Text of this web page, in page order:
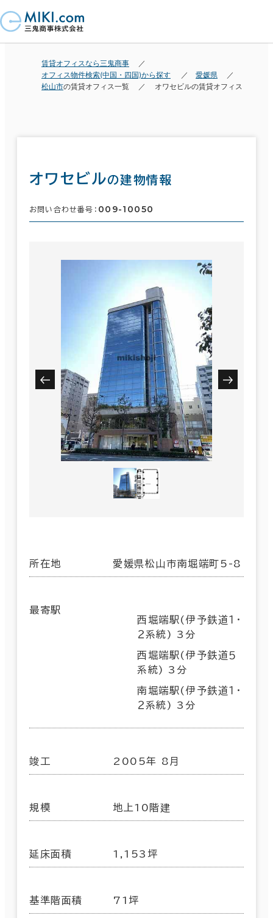
賃貸オフィスなら三鬼商事
オフィス物件検索(中国・四国)から探す
愛媛県
松山市の賃貸オフィス一覧 オワセビルの賃貸オフィス
オワセビルの建物情報
お問い合わせ番号： 009-10050
所在地 愛媛県松山市南堀端町5-8
最寄駅
西堀端駅(伊予鉄道１・
２系統) 3分
西堀端駅(伊予鉄道５
系統) 3分
南堀端駅(伊予鉄道１・
２系統) 3分
竣工 2005年 8月
規模 地上10階建
延床面積 1,153坪
基準階面積 71坪